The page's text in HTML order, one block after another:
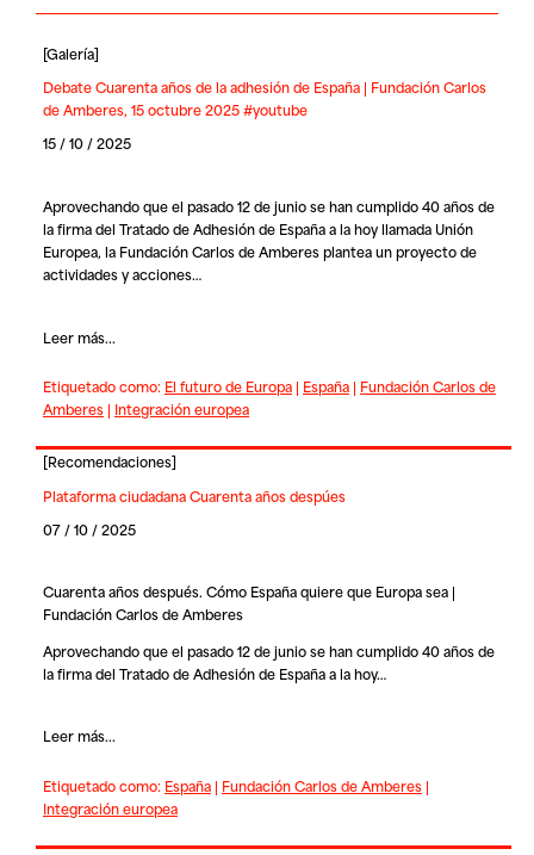
[Galería]
Debate Cuarenta años de la adhesión de España | Fundación Carlos
de Amberes, 15 octubre 2025 #youtube
15 / 10 / 2025
Aprovechando que el pasado 12 de junio se han cumplido 40 años de
la firma del Tratado de Adhesión de España a la hoy llamada Unión
Europea, la Fundación Carlos de Amberes plantea un proyecto de
actividades y acciones…
Leer más...
Etiquetado como: El futuro de Europa| España| Fundación Carlos de
Amberes| Integración europea
[Recomendaciones]
Plataforma ciudadana Cuarenta años despúes
07 / 10 / 2025
Cuarenta años después. Cómo España quiere que Europa sea |
Fundación Carlos de Amberes
Aprovechando que el pasado 12 de junio se han cumplido 40 años de
la firma del Tratado de Adhesión de España a la hoy…
Leer más...
Etiquetado como: España| Fundación Carlos de Amberes|
Integración europea